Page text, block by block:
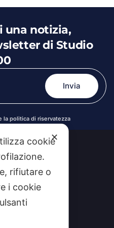
una notizia,
di Studio
la politica di riservatezza
✕
cookie
rifiutare o
i cookie